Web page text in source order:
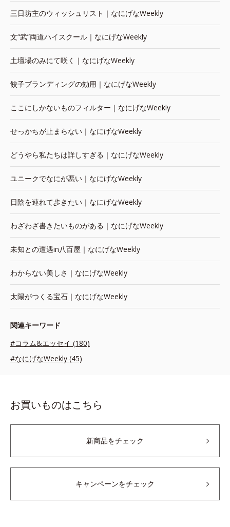
三日坊主のウィッシュリスト｜なにげなWeekly
文“武”両道ハイスクール｜なにげなWeekly
土壇場のみにて咲く｜なにげなWeekly
餃子ブランディングの効用｜なにげなWeekly
ここにしかないものフィルター｜なにげなWeekly
せっかちが止まらない｜なにげなWeekly
どうやら私たちは詳しすぎる｜なにげなWeekly
ユニークでなにが悪い｜なにげなWeekly
日陰を連れて歩きたい｜なにげなWeekly
わざわざ書きたいものがある｜なにげなWeekly
未知との遭遇in八百屋｜なにげなWeekly
わからない美しさ｜なにげなWeekly
太陽がつくる宝石｜なにげなWeekly
関連キーワード
#コラム&エッセイ (180)
#なにげなWeekly (45)
お買いものはこちら
新商品をチェック
キャンペーンをチェック